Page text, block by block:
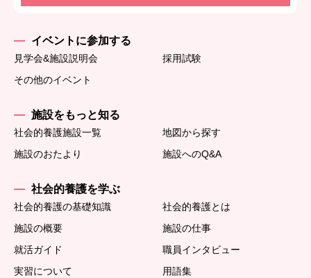
イベントに参加する
見学会&施設説明会
採用試験
その他のイベント
施設をもっと知る
社会的養護施設一覧
地図から探す
施設のおたより
施設へのQ&A
社会的養護を学ぶ
社会的養護の基礎知識
社会的養護とは
施設の概要
施設の仕事
就活ガイド
職員インタビュー
実習について
用語集